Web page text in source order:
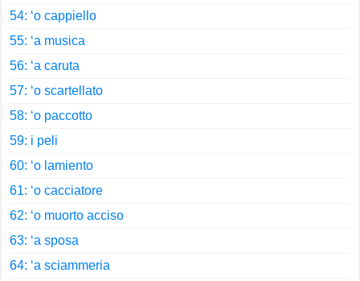
54: ‘o cappiello
55: ‘a musica
56: ‘a caruta
57: ‘o scartellato
58: ‘o paccotto
59: i peli
60: ‘o lamiento
61: ‘o cacciatore
62: ‘o muorto acciso
63: ‘a sposa
64: ‘a sciammeria